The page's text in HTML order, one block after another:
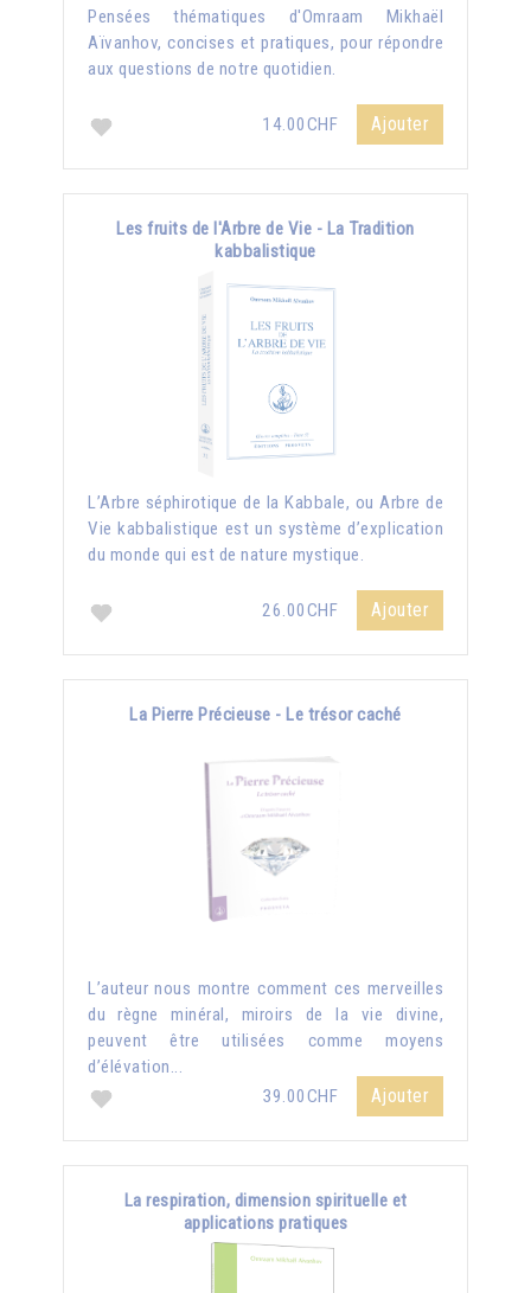
Pensées thématiques d'Omraam Mikhaël
Aïvanhov, concises et pratiques, pour répondre
aux questions de notre quotidien.
14.00CHF Ajouter
Les fruits de l'Arbre de Vie - La Tradition
kabbalistique
L’Arbre séphirotique de la Kabbale, ou Arbre de
Vie kabbalistique est un système d’explication
du monde qui est de nature mystique.
26.00CHF Ajouter
La Pierre Précieuse - Le trésor caché
L’auteur nous montre comment ces merveilles
du règne minéral, miroirs de la vie divine,
peuvent être utilisées comme moyens
d’élévation...
39.00CHF
Ajouter
La respiration, dimension spirituelle et
applications pratiques